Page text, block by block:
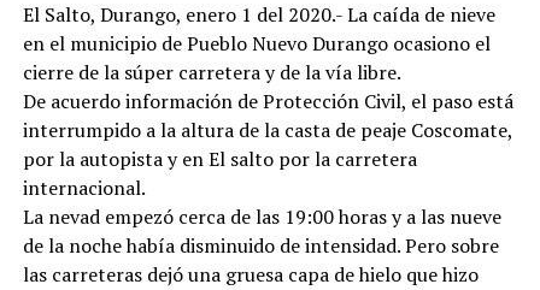
El Salto, Durango, enero 1 del 2020.- La caída de nieve
en el municipio de Pueblo Nuevo Durango ocasiono el
cierre de la súper carretera y de la vía libre.
De acuerdo información de Protección Civil, el paso está
interrumpido a la altura de la casta de peaje Coscomate,
por la autopista y en El salto por la carretera
internacional.
La nevad empezó cerca de las 19:00 horas y a las nueve
de la noche había disminuido de intensidad. Pero sobre
las carreteras dejó una gruesa capa de hielo que hizo